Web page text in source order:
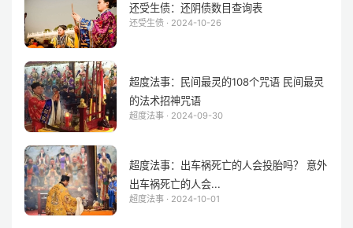
还受生债：还阴债数目查询表
还受生债 · 2024-10-26
超度法事：民间最灵的108个咒语 民间最灵
的法术招神咒语
超度法事 · 2024-09-30
超度法事：出车祸死亡的人会投胎吗？ 意外
出车祸死亡的人会...
超度法事 · 2024-10-01